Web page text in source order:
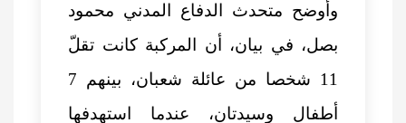
وأوضح متحدث الدفاع المدني محمود
بصل، في بيان، أن المركبة كانت تقلّ
11 شخصا من عائلة شعبان، بينهم 7
أطفال وسيدتان، عندما استهدفها